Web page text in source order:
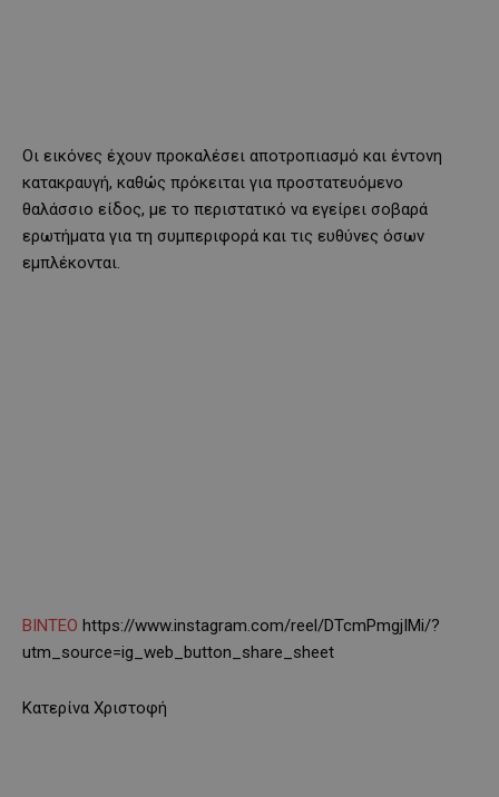
Οι εικόνες έχουν προκαλέσει αποτροπιασμό και έντονη
κατακραυγή, καθώς πρόκειται για προστατευόμενο
θαλάσσιο είδος, με το περιστατικό να εγείρει σοβαρά
ερωτήματα για τη συμπεριφορά και τις ευθύνες όσων
εμπλέκονται.
ΒΙΝΤΕΟ https://www.instagram.com/reel/DTcmPmgjIMi/?
utm_source=ig_web_button_share_sheet
Κατερίνα Χριστοφή